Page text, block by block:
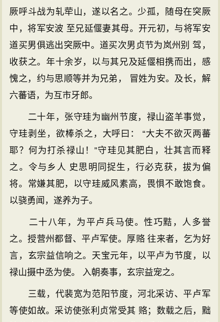
厥呼斗战为轧荦山，遂以名之。少孤，随母在突厥
中，将军安波 至兄延偃妻其母。开元初，与将军安
道买男俱逃出突厥中。道买次男贞节为岚州别 驾，
收获之。年十余岁，以与其兄及延偃相携而出，感
愧之，约与思顺等并为兄弟， 冒姓为安。及长，解
六蕃语，为互市牙郎。
二十年，张守珪为幽州节度，禄山盗羊事觉，
守珪剥坐，欲棒杀之，大呼曰： “大夫不欲灭两蕃
耶？何为打杀禄山！”守珪见其肥白，壮其言而释
之。令与乡人 史思明同捉生，行必克获，拔为偏
将。常嫌其肥，以守珪威风素高，畏惧不敢饱食。
以骁勇闻，遂养为子。
二十八年，为平卢兵马使。性巧黠，人多誉
之。授营州都督、平卢军使。厚赂 往来者，乞为好
言，玄宗益信响之。天宝元年，以平卢为节度，以
禄山摄中丞为使。 入朝奏事，玄宗益宠之。
三载，代裴宽为范阳节度，河北采访、平卢军
等使如故。采访使张利贞常受其 赂；数载之后，黜